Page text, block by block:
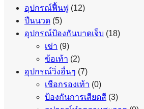
อุปกรณ์ฟื้นฟู (12)
ปืนนวด (5)
อุปกรณ์ป้องกันบาดเจ็บ (18)
เข่า (9)
ข้อเท้า (2)
อุปกรณ์วิ่งอื่นๆ (7)
เชือกรองเท้า (0)
ป้องกันการเสียดสี (3)